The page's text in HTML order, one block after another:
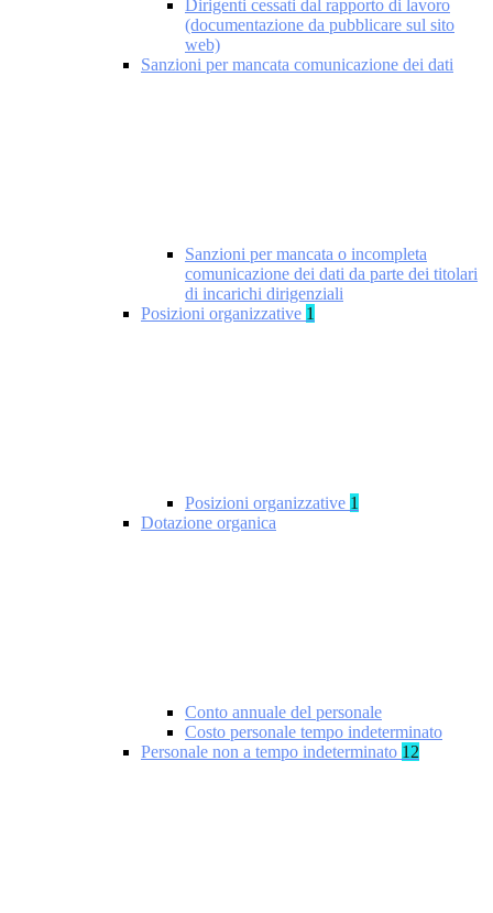
Dirigenti cessati dal rapporto di lavoro
(documentazione da pubblicare sul sito
web)
Sanzioni per mancata comunicazione dei dati
Sanzioni per mancata o incompleta
comunicazione dei dati da parte dei titolari
di incarichi dirigenziali
Posizioni organizzative 1
Posizioni organizzative 1
Dotazione organica
Conto annuale del personale
Costo personale tempo indeterminato
Personale non a tempo indeterminato 12